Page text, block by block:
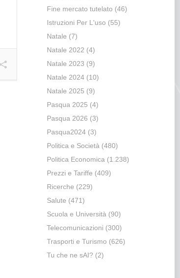
Fine mercato tutelato (46)
Istruzioni Per L'uso (55)
Natale (7)
Natale 2022 (4)
Natale 2023 (9)
Natale 2024(10)
Natale 2025 (9)
Pasqua 2025 (4)
Pasqua 2026 (3)
Pasqua2024(3)
Politica e Società (480)
Politica Economica (1.238)
Prezzi e Tariffe (409)
Ricerche (229)
Salute (471)
Scuola e Università (90)
Telecomunicazioni (300)
Trasporti e Turismo (626)
Tu che ne sAI? (2)